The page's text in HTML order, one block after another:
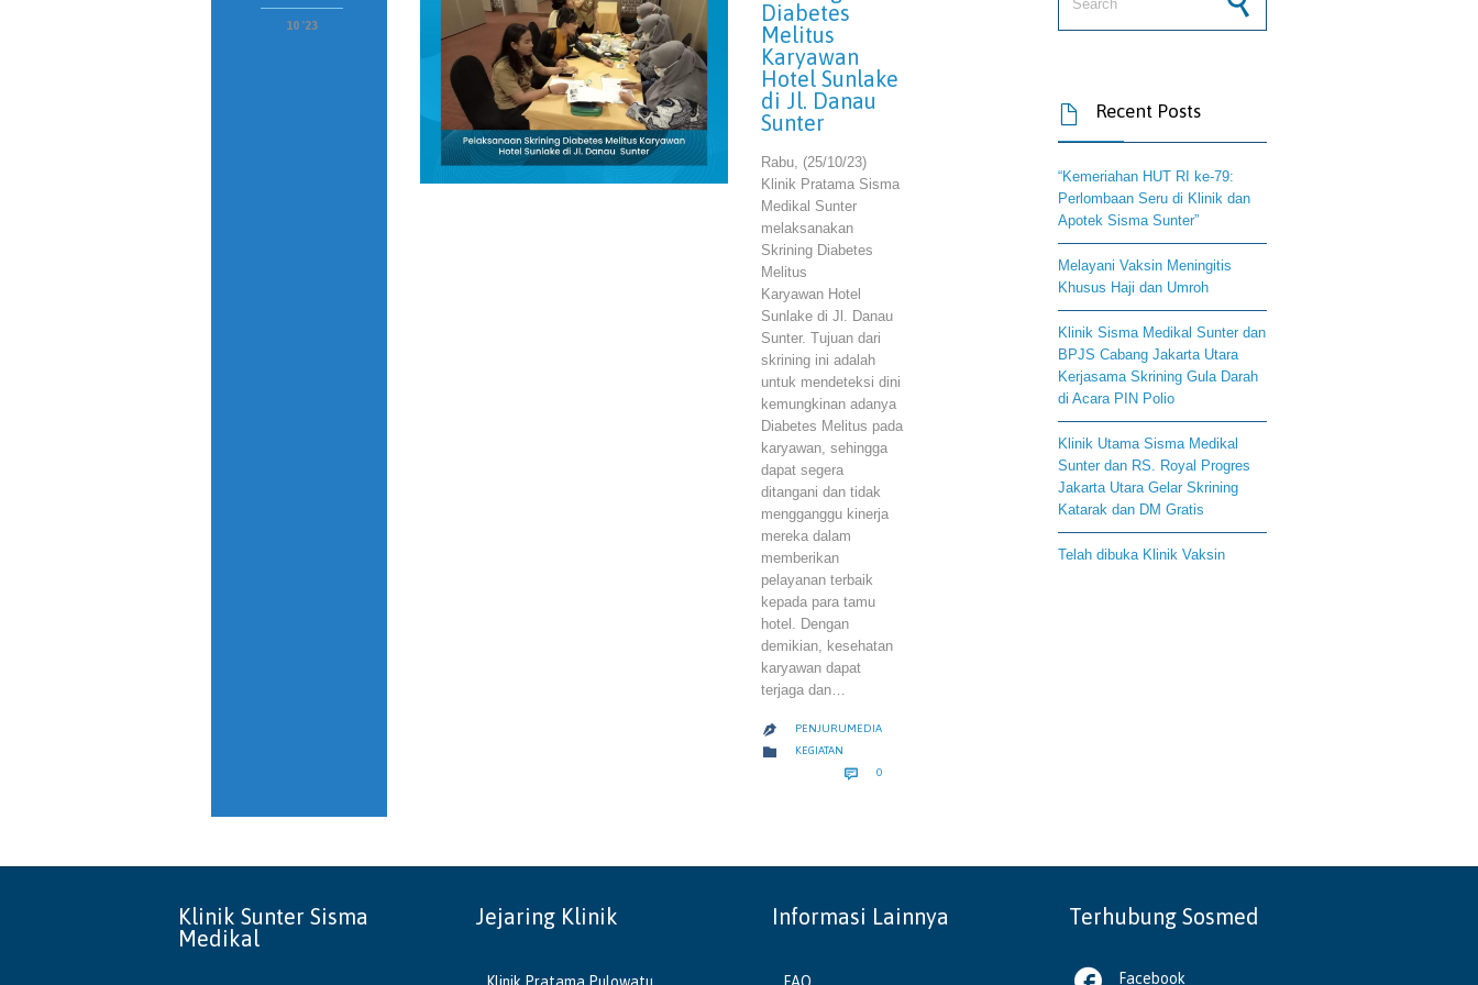
10 '23
Diabetes
Melitus
Karyawan
Hotel Sunlake
di Jl. Danau
Sunter
Rabu, (25/10/23)
Klinik Pratama Sisma
Medikal Sunter
melaksanakan
Skrining Diabetes
Melitus
Karyawan Hotel
Sunlake di Jl. Danau
Sunter. Tujuan dari
skrining ini adalah
untuk mendeteksi dini
kemungkinan adanya
Diabetes Melitus pada
karyawan, sehingga
dapat segera
ditangani dan tidak
mengganggu kinerja
mereka dalam
memberikan
pelayanan terbaik
kepada para tamu
hotel. Dengan
demikian, kesehatan
karyawan dapat
terjaga dan…
 PENJURUMEDIA
 CATEGORY
KEGIATAN
 0COMMENTS
 Recent Posts
“Kemeriahan HUT RI ke-79:
Perlombaan Seru di Klinik dan
Apotek Sisma Sunter”
Melayani Vaksin Meningitis
Khusus Haji dan Umroh
Klinik Sisma Medikal Sunter dan
BPJS Cabang Jakarta Utara
Kerjasama Skrining Gula Darah
di Acara PIN Polio
Klinik Utama Sisma Medikal
Sunter dan RS. Royal Progres
Jakarta Utara Gelar Skrining
Katarak dan DM Gratis
Telah dibuka Klinik Vaksin
Klinik Sunter Sisma
Medikal
Jejaring Klinik Informasi Lainnya Terhubung Sosmed
Facebook